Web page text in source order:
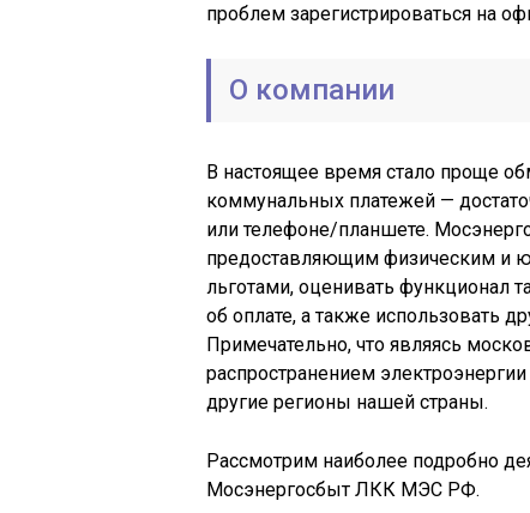
проблем зарегистрироваться на
О компании
В настоящее время стало проще
коммунальных платежей —
или телефоне/планшете.
предоставляющим физическим и
льготами, оценивать функционал
об оплате, а также использовать
Примечательно, что являясь
распространением
другие регионы нашей страны.
Рассмотрим наиболее подробно
Мосэнергосбыт ЛКК МЭС РФ.